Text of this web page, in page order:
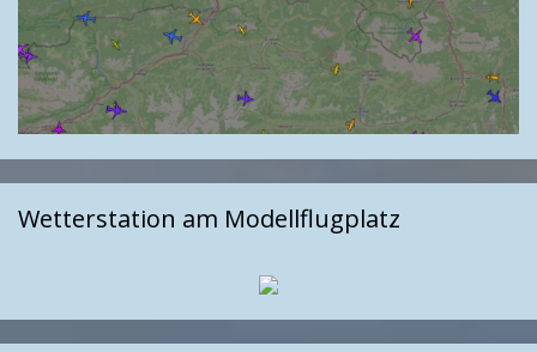
Wetterstation am Modellflugplatz